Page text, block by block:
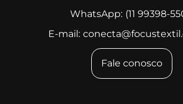
WhatsApp: (11 99398-
E-mail:
Fale conosco